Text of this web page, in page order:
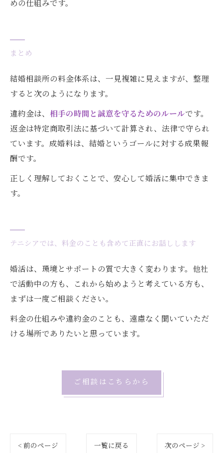
めの仕組みです。
まとめ
結婚相談所の料金体系は、一見複雑に見えますが、整理
すると次のようになります。
違約金は、 相手の時間と誠意を守るためのルールです。
返金は特定商取引法に基づいて計算され、法律で守られ
ています。成婚料は、結婚というゴールに対する成果報
酬です。
正しく理解しておくことで、安心して婚活に集中できま
す。
テニシアでは、料金のことも含めて正直にお話しします
婚活は、環境とサポートの質で大きく変わります。他社
で活動中の方も、これから始めようと考えている方も、
まずは一度ご相談ください。
料金の仕組みや違約金のことも、遠慮なく聞いていただ
ける場所でありたいと思っています。
ご相談はこちらから
< 前のページ 一覧に戻る 次のページ >